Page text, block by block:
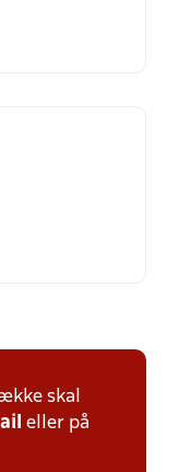
skal
eller på